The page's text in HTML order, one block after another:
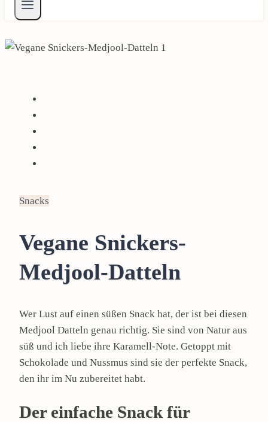
Snacks
Vegane Snickers-
Medjool-Datteln
Wer Lust auf einen süßen Snack hat, der ist bei diesen
Medjool Datteln genau richtig. Sie sind von Natur aus
süß und ich liebe ihre Karamell-Note. Getoppt mit
Schokolade und Nussmus sind sie der perfekte Snack,
den ihr im Nu zubereitet habt.
Der einfache Snack für